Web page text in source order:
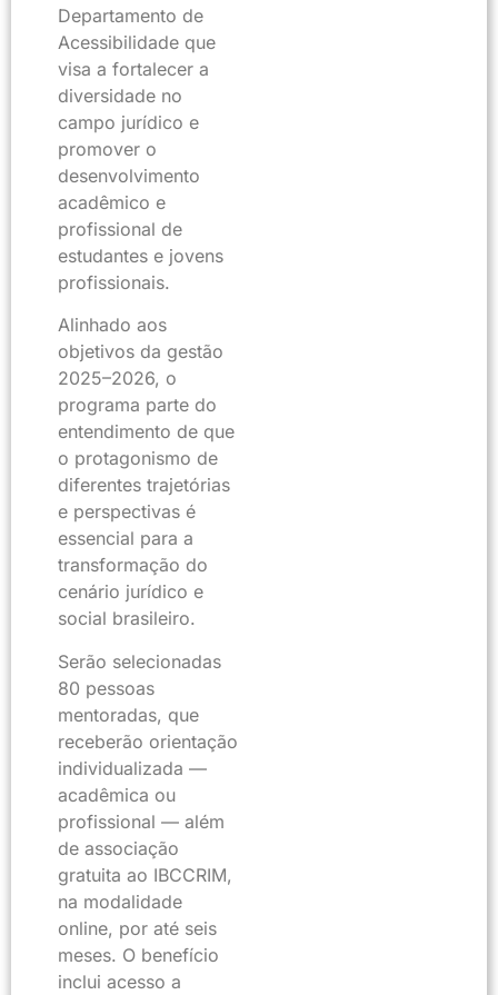
Departamento de
Acessibilidade que
visa a fortalecer a
diversidade no
campo jurídico e
promover o
desenvolvimento
acadêmico e
profissional de
estudantes e jovens
profissionais.
Alinhado aos
objetivos da gestão
2025–2026, o
programa parte do
entendimento de que
o protagonismo de
diferentes trajetórias
e perspectivas é
essencial para a
transformação do
cenário jurídico e
social brasileiro.
Serão selecionadas
80 pessoas
mentoradas, que
receberão orientação
individualizada —
acadêmica ou
profissional — além
de associação
gratuita ao IBCCRIM,
na modalidade
online, por até seis
meses. O benefício
inclui acesso a